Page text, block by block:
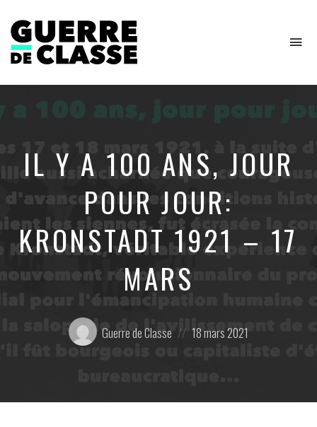
de
IL Y A 100 ANS, JOUR
POUR JOUR:
KRONSTADT 1921 – 17
MARS
Posté
par:
Guerre de Classe
on
18 mars 2021